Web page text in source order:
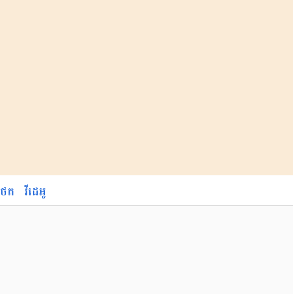
ត វីដេអូ